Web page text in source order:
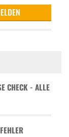
- ALLE D